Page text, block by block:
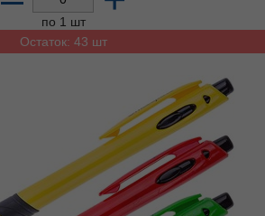
по 1 шт
Остаток: 43 шт